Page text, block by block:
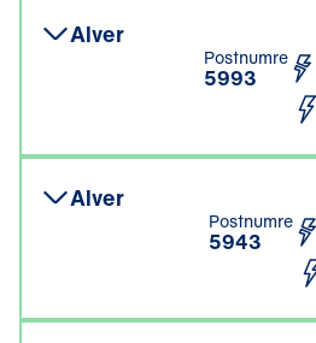
Alver
Postnumre
5993
Alver
Postnumre
5943